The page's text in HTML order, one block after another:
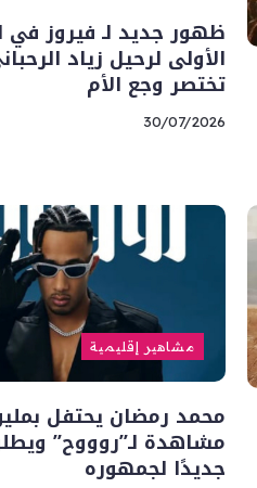
ظهور جديد لـ فيروز في
الأولى لرحيل زياد
تختصر وجع الأم
30/07/2026
مشاهير إقليمية
محمد رمضان يحتفل
مشاهدة لـ”روووح”
جديدًا لجمهوره